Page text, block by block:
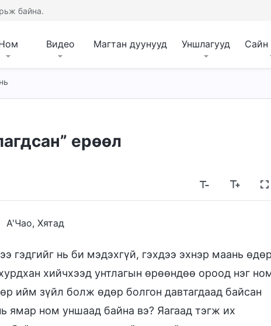
байна.
Видео Магтан дуунууд Уншлагууд Сайн
ерөөл
А'Чао, Хятад
гэдгийг нь би мэдэхгүй, гэхдээ эхнэр маань
хийчхээд унтлагын өрөөндөө ороод нэг
ийм зүйл болж өдөр болгон давтагдаад байсан
ном уншаад байна вэ? Яагаад тэгж их